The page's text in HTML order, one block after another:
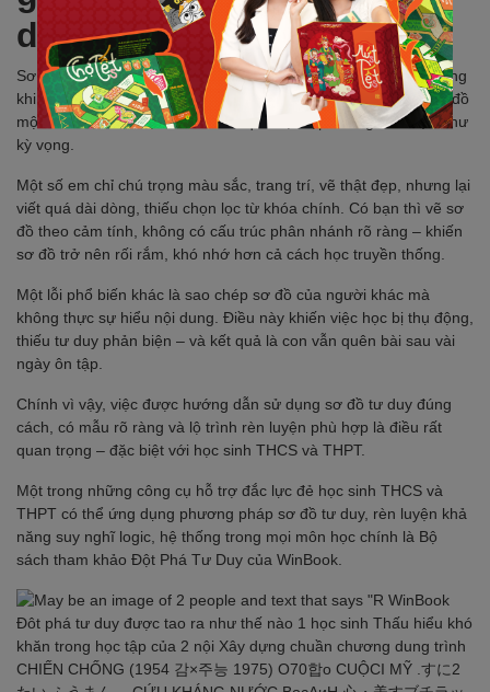
duy
Sơ đồ tư duy là công cụ mạnh mẽ – nhưng chỉ phát huy tác dụng
khi được dùng đúng cách. Thực tế, nhiều học sinh áp dụng sơ đồ
một cách hình thức, dẫn đến kết quả học tập không cải thiện như
kỳ vọng.
Một số em chỉ chú trọng màu sắc, trang trí, vẽ thật đẹp, nhưng lại
viết quá dài dòng, thiếu chọn lọc từ khóa chính. Có bạn thì vẽ sơ
đồ theo cảm tính, không có cấu trúc phân nhánh rõ ràng – khiến
sơ đồ trở nên rối rắm, khó nhớ hơn cả cách học truyền thống.
Một lỗi phổ biến khác là sao chép sơ đồ của người khác mà
không thực sự hiểu nội dung. Điều này khiến việc học bị thụ động,
thiếu tư duy phản biện – và kết quả là con vẫn quên bài sau vài
ngày ôn tập.
Chính vì vậy, việc được hướng dẫn sử dụng sơ đồ tư duy đúng
cách, có mẫu rõ ràng và lộ trình rèn luyện phù hợp là điều rất
quan trọng – đặc biệt với học sinh THCS và THPT.
Một trong những công cụ hỗ trợ đắc lực đẻ học sinh THCS và
THPT có thể ứng dụng phương pháp sơ đồ tư duy, rèn luyện khả
năng suy nghĩ logic, hệ thống trong mọi môn học chính là Bộ
sách tham khảo Đột Phá Tư Duy của WinBook.